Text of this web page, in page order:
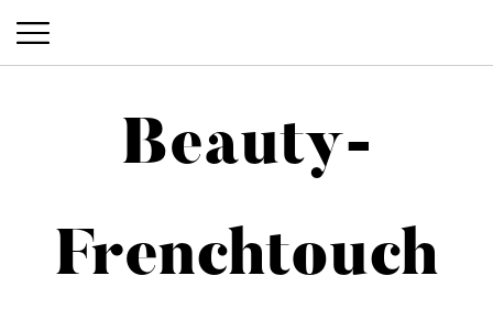
Beauty-Frenchtouch
Beauty-
Frenchtouch